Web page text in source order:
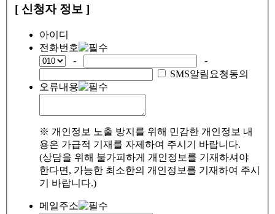
[ 신청자 정보 ]
아이디
전화번호
-
-
SMS알림요청동의
오류내용
※ 개인정보 노출 방지를 위해 민감한 개인정보 내
용은 가급적 기재를 자제하여 주시기 바랍니다.
(상담을 위해 불가피하게 개인정보를 기재하셔야
한다면, 가능한 최소한의 개인정보를 기재하여 주시
기 바랍니다.)
메일주소